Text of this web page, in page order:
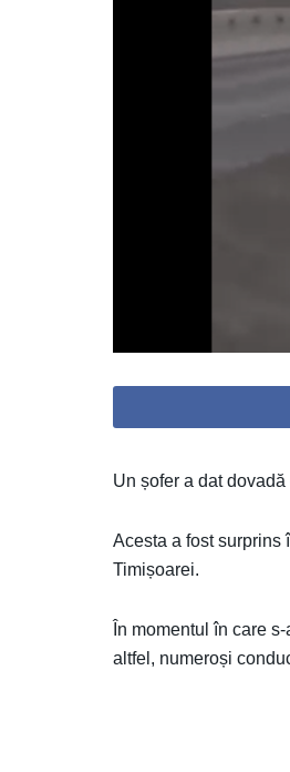
Un șofer a dat
Acesta a fost surprins
Timișoarei.
În momentul în care
altfel, numeroși